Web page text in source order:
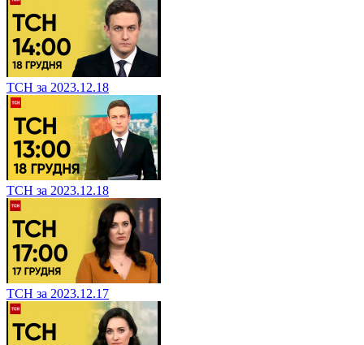
ТСН за 2023.12.18
ТСН за 2023.12.18
ТСН за 2023.12.17